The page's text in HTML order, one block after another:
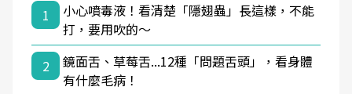
1
小心噴毒液！看清楚「隱翅蟲」長這樣，不能
打，要用吹的～
2
鏡面舌、草莓舌...12種「問題舌頭」，看身體
有什麼毛病！